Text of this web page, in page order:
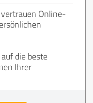
Online-
die beste
Ihrer